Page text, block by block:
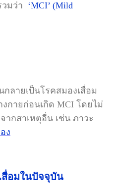
วมว่า ‘MCI’ (Mild
ลายเป็นโรคสมองเสื่อม
กายก่อนเกิด MCI โดยไม่
ากสาเหตุอื่น เช่น ภาวะ
ง
สื่อมในปัจจุบัน